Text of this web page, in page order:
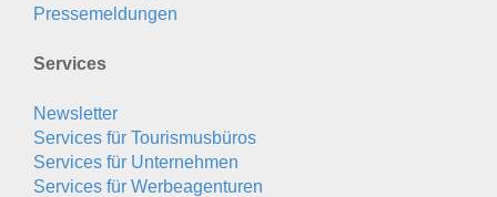
Pressemeldungen
Services
Newsletter
Services für Tourismusbüros
Services für Unternehmen
Services für Werbeagenturen